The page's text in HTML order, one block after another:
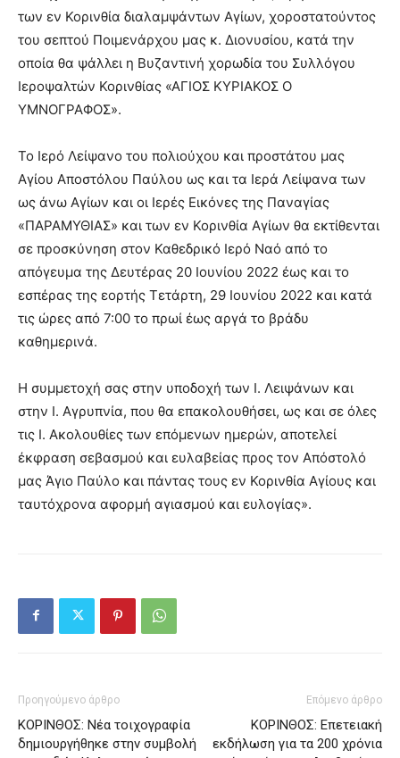
των εν Κορινθία διαλαμψάντων Αγίων, χοροστατούντος
του σεπτού Ποιμενάρχου μας κ. Διονυσίου, κατά την
οποία θα ψάλλει η Βυζαντινή χορωδία του Συλλόγου
Ιεροψαλτών Κορινθίας «ΑΓΙΟΣ ΚΥΡΙΑΚΟΣ Ο
ΥΜΝΟΓΡΑΦΟΣ».
Το Ιερό Λείψανο του πολιούχου και προστάτου μας
Αγίου Αποστόλου Παύλου ως και τα Ιερά Λείψανα των
ως άνω Αγίων και οι Ιερές Εικόνες της Παναγίας
«ΠΑΡΑΜΥΘΙΑΣ» και των εν Κορινθία Αγίων θα εκτίθενται
σε προσκύνηση στον Καθεδρικό Ιερό Ναό από το
απόγευμα της Δευτέρας 20 Ιουνίου 2022 έως και το
εσπέρας της εορτής Τετάρτη, 29 Ιουνίου 2022 και κατά
τις ώρες από 7:00 το πρωί έως αργά το βράδυ
καθημερινά.
Η συμμετοχή σας στην υποδοχή των Ι. Λειψάνων και
στην Ι. Αγρυπνία, που θα επακολουθήσει, ως και σε όλες
τις Ι. Ακολουθίες των επόμενων ημερών, αποτελεί
έκφραση σεβασμού και ευλαβείας προς τον Απόστολό
μας Άγιο Παύλο και πάντας τους εν Κορινθία Αγίους και
ταυτόχρονα αφορμή αγιασμού και ευλογίας».
Προηγούμενο άρθρο
ΚΟΡΙΝΘΟΣ: Νέα τοιχογραφία
δημιουργήθηκε στην συμβολή
Επόμενο άρθρο
ΚΟΡΙΝΘΟΣ: Επετειακή
εκδήλωση για τα 200 χρόνια